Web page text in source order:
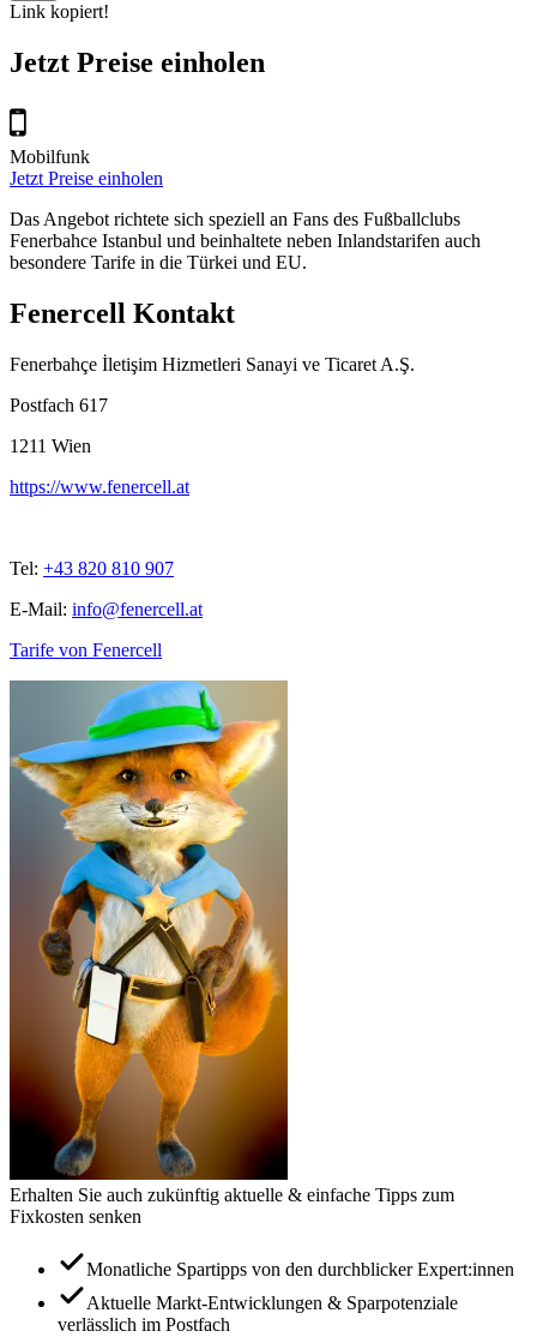
Link kopiert!
Jetzt Preise einholen
Mobilfunk
Jetzt Preise einholen
Das Angebot richtete sich speziell an Fans des Fußballclubs
Fenerbahce Istanbul und beinhaltete neben Inlandstarifen auch
besondere Tarife in die Türkei und EU.
Fenercell Kontakt
Fenerbahçe İletişim Hizmetleri Sanayi ve Ticaret A.Ş.
Postfach 617
1211 Wien
https://www.fenercell.at
Tel: +43 820 810 907
E-Mail: info@fenercell.at
Tarife von Fenercell
Erhalten Sie auch zukünftig aktuelle & einfache Tipps zum
Fixkosten senken
Monatliche Spartipps von den durchblicker Expert:innen
Aktuelle Markt-Entwicklungen & Sparpotenziale
verlässlich im Postfach